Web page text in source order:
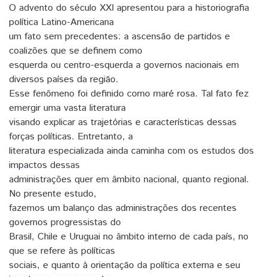
O advento do século XXI apresentou para a historiografia
política Latino-Americana
um fato sem precedentes: a ascensão de partidos e
coalizões que se definem como
esquerda ou centro-esquerda a governos nacionais em
diversos países da região.
Esse fenômeno foi definido como maré rosa. Tal fato fez
emergir uma vasta literatura
visando explicar as trajetórias e características dessas
forças políticas. Entretanto, a
literatura especializada ainda caminha com os estudos dos
impactos dessas
administrações quer em âmbito nacional, quanto regional.
No presente estudo,
fazemos um balanço das administrações dos recentes
governos progressistas do
Brasil, Chile e Uruguai no âmbito interno de cada país, no
que se refere às políticas
sociais, e quanto à orientação da política externa e seu